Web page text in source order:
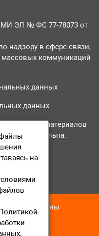
ЭЛ № ФС 77-78073 от
надзору в сфере связи,
коммуникаций
данных
данных
материалов
обязательна.
защищены
на